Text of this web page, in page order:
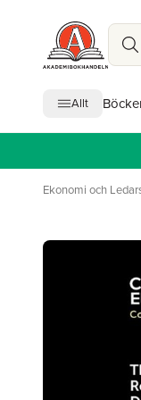
Allt
Ekonomi och